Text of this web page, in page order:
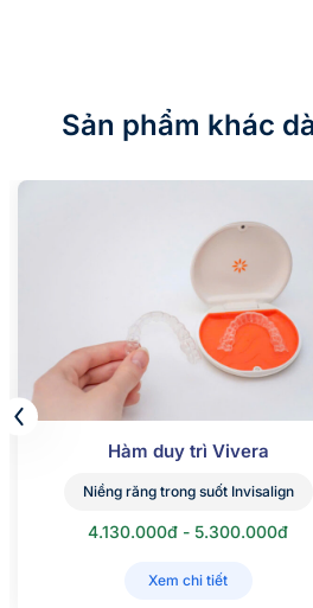
Sản phẩm khác
Hàm duy trì Vivera
Niềng răng trong suốt Invisalign
4.130.000đ - 5.300.000đ
Xem chi tiết